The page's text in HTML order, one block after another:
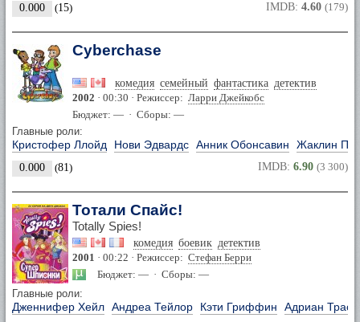
0.000 (15) IMDB: 4.60 (179)
Cyberchase
комедия семейный фантастика детектив
2002 · 00:30 · Режиссер: Ларри Джейкобс
Бюджет: — · Сборы: —
Главные роли:
Кристофер Ллойд Нови Эдвардс Анник Обонсавин Жаклин
0.000 (81) IMDB: 6.90 (3 300)
Тотали Спайс!
Totally Spies!
комедия боевик детектив
2001 · 00:22 · Режиссер: Стефан Берри
Бюджет: — · Сборы: —
Главные роли:
Дженнифер Хейл Андреа Тейлор Кэти Гриффин Адриан Трасс